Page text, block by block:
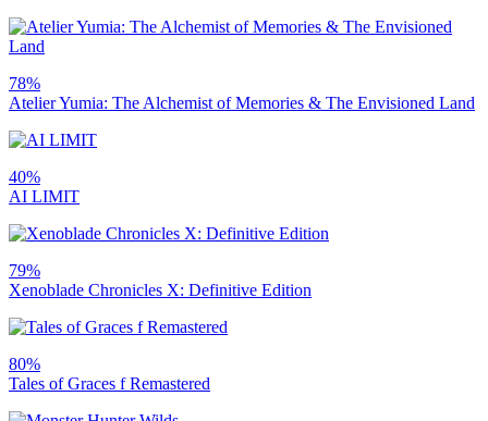
78%
Atelier Yumia: The Alchemist of Memories & The Envisioned Land
40%
AI LIMIT
79%
Xenoblade Chronicles X: Definitive Edition
80%
Tales of Graces f Remastered